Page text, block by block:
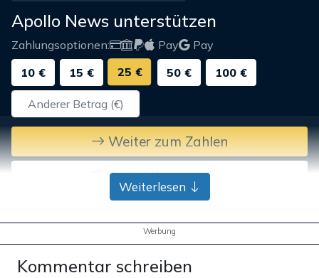
Apollo News unterstützen
Zahlungsoptionen: Pay
Pay
10 €
15 € 25 € 50 € 100 €
Weiter zum Zahlen
Bank-Überweisung
Weiterlesen
Werbung
Kommentar schreiben